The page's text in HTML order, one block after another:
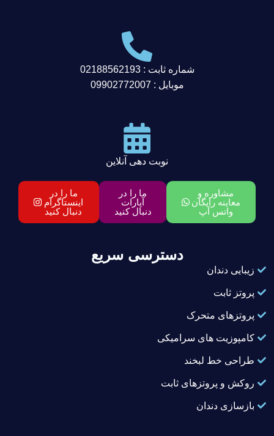
شماره ثابت : 02188562193
موبایل : 09902772007
نوبت دهی آنلاین
مشاوره و
معاینه رایگان
واتس آپ
ما را در
آپارات
دنبال کنید
ما را در
اینستاگرام
دنبال کنید
دسترسی سریع
زیبایی دندان
پروتز ثابت
پروتزهای متحرک
کامپوزیت های سرامیکی
طراحی خط لبخند
روکش و پروتزهای ثابت
بازسازی دندان